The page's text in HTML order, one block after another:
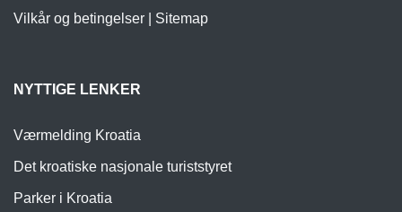
Vilkår og betingelser
Sitemap
NYTTIGE LENKER
Værmelding Kroatia
Det kroatiske nasjonale turiststyret
Parker i Kroatia